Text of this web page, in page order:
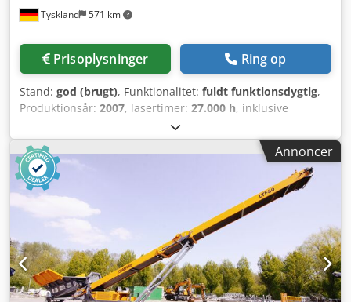
Tyskland 571 km
Prisoplysninger Ring op
Stand: god (brugt), Funktionalitet: fuldt funktionsdygtig,
Produktionsår: 2007, lasertimer: 27.000 h, inklusive
Sheetmaster, Gripmaster og Toolmaster. Dcedszr Ha Eepfx
Af Eek Byggeår 2007.
Annoncer